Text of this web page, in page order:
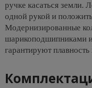
ручке касаться земли.
одной рукой и
Модернизированные
шарикоподшипниками
гарантируют плавность